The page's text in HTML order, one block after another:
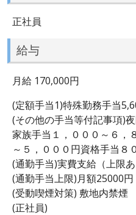
正社員
給与
月給 170,000円
(定額手当1)特殊勤務手当
(その他の手当等付記事項)
家族手当１，０００～６，
～５，０００円資格手当８
(通勤手当)実費支給（上限あ
(通勤手当上限)月額25000円
(受動喫煙対策) 敷地内禁煙
(正社員)